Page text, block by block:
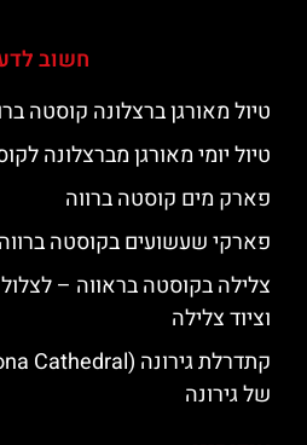
חשוב
טיול מאורגן ברצלונה קוסטה
טיול יומי מאורגן מברצלונה
פארק מים קוסטה ברווה
פארקי שעשועים בקוסטה ברווה
צלילה בקוסטה בראווה –
וציוד צלילה
של גירונה